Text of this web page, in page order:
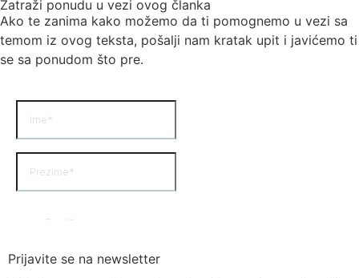
Zatraži ponudu u vezi ovog članka
Ako te zanima kako možemo da ti pomognemo u vezi sa
temom iz ovog teksta, pošalji nam kratak upit i javićemo ti
se sa ponudom što pre.
Prijavite se na newsletter